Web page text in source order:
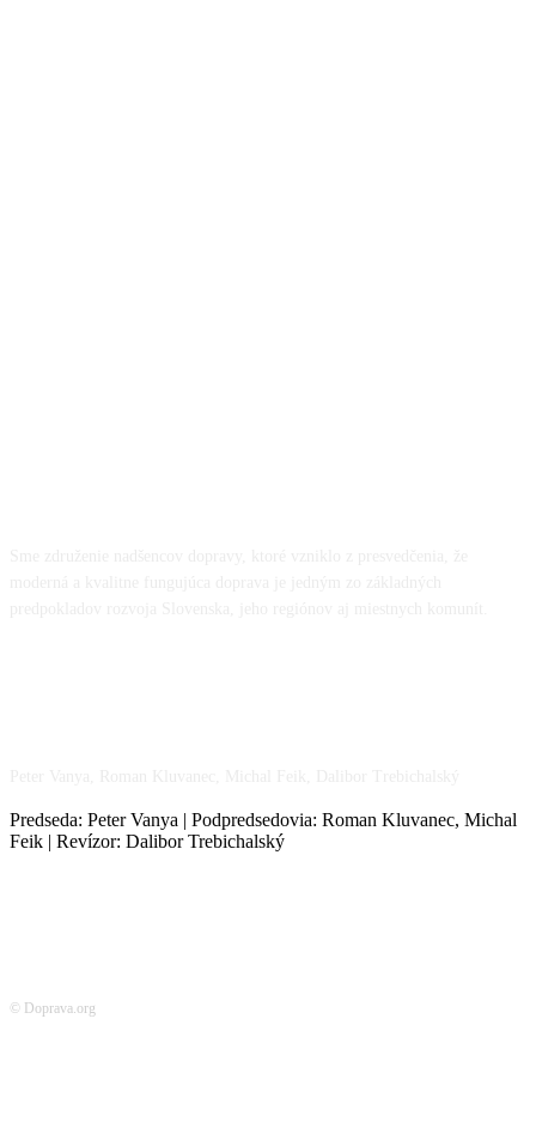
Predseda: Peter Vanya | Podpredsedovia: Roman Kluvanec, Michal
Feik | Revízor: Dalibor Trebichalský
© Doprava.org